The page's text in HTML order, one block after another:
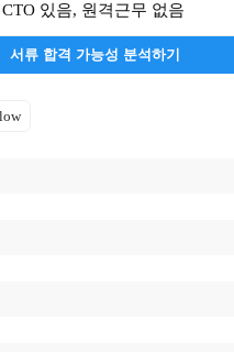
CTO 있음, 원격근무 없음
서류 합격 가능성 분석하기